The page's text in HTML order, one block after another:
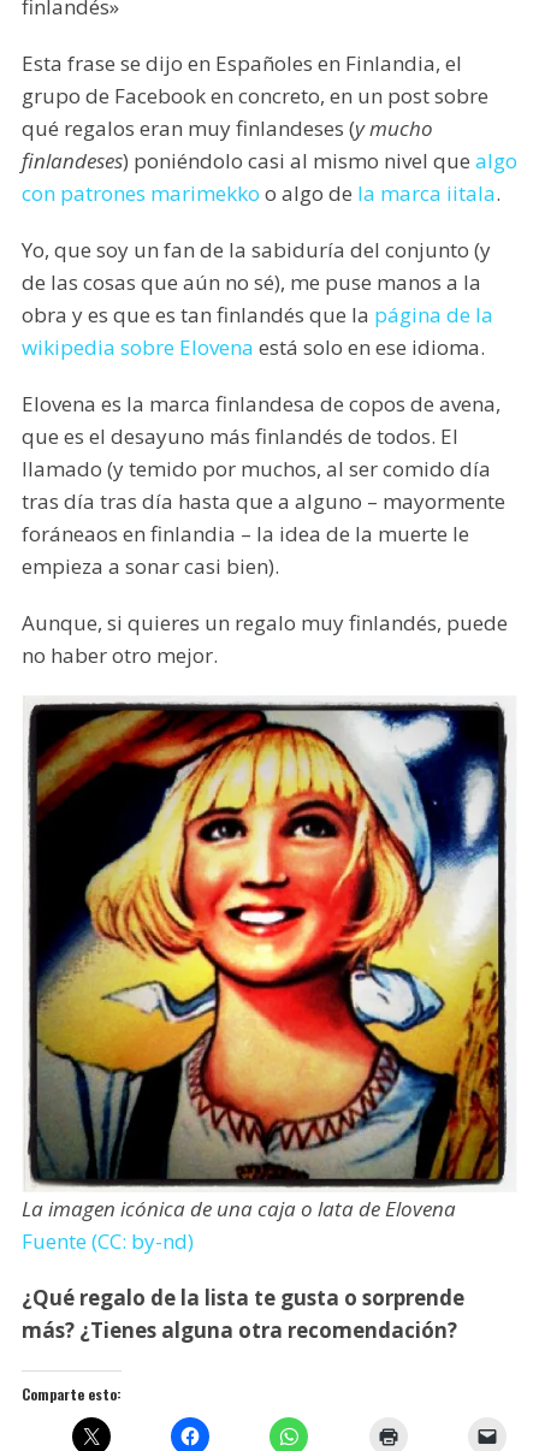
finlandés»
Esta frase se dijo en Españoles en Finlandia, el
grupo de Facebook en concreto, en un post sobre
qué regalos eran muy finlandeses (y mucho
finlandeses) poniéndolo casi al mismo nivel que algo
con patrones marimekko o algo de la marca iitala.
Yo, que soy un fan de la sabiduría del conjunto (y
de las cosas que aún no sé), me puse manos a la
obra y es que es tan finlandés que la página de la
wikipedia sobre Elovena está solo en ese idioma.
Elovena es la marca finlandesa de copos de avena,
que es el desayuno más finlandés de todos. El
llamado (y temido por muchos, al ser comido día
tras día tras día hasta que a alguno – mayormente
foráneaos en finlandia – la idea de la muerte le
empieza a sonar casi bien).
Aunque, si quieres un regalo muy finlandés, puede
no haber otro mejor.
La imagen icónica de una caja o lata de Elovena
Fuente (CC: by-nd)
¿Qué regalo de la lista te gusta o sorprende
más? ¿Tienes alguna otra recomendación?
Comparte esto: